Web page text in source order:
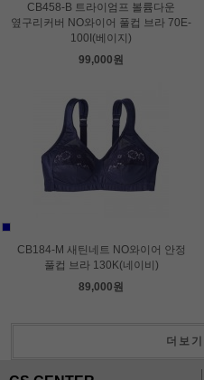
CB458-B 트라이엄프 볼륨다운
옆구리커버 NO와이어 풀컵 브라 70E-
100I(베이지)
99,000원
CB184-M 새틴네트 NO와이어 안정
풀컵 브라 130K(네이비)
89,000원
더보기